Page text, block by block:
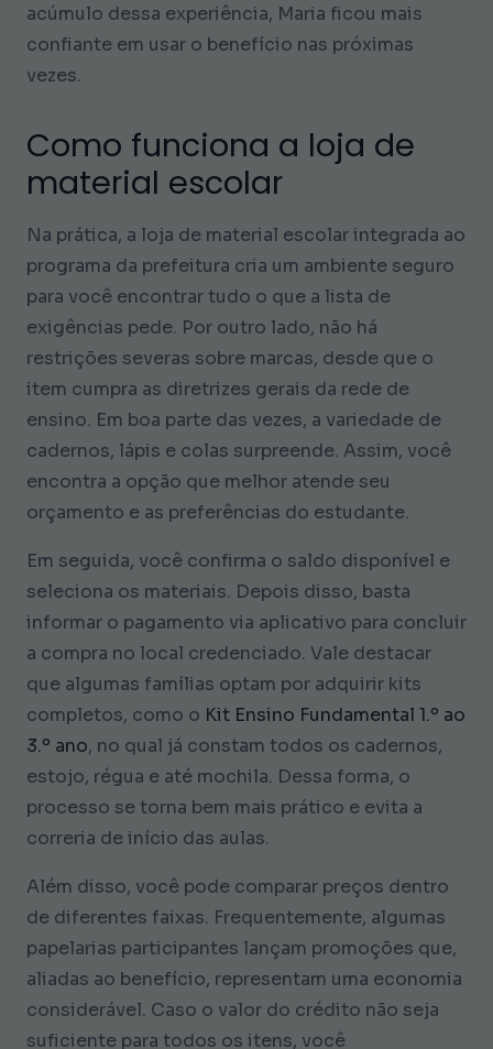
acúmulo dessa experiência, Maria ficou mais
confiante em usar o benefício nas próximas
vezes.
Como funciona a loja de
material escolar
Na prática, a loja de material escolar integrada ao
programa da prefeitura cria um ambiente seguro
para você encontrar tudo o que a lista de
exigências pede. Por outro lado, não há
restrições severas sobre marcas, desde que o
item cumpra as diretrizes gerais da rede de
ensino. Em boa parte das vezes, a variedade de
cadernos, lápis e colas surpreende. Assim, você
encontra a opção que melhor atende seu
orçamento e as preferências do estudante.
Em seguida, você confirma o saldo disponível e
seleciona os materiais. Depois disso, basta
informar o pagamento via aplicativo para concluir
a compra no local credenciado. Vale destacar
que algumas famílias optam por adquirir kits
completos, como o Kit Ensino Fundamental 1.º ao
3.º ano, no qual já constam todos os cadernos,
estojo, régua e até mochila. Dessa forma, o
processo se torna bem mais prático e evita a
correria de início das aulas.
Além disso, você pode comparar preços dentro
de diferentes faixas. Frequentemente, algumas
papelarias participantes lançam promoções que,
aliadas ao benefício, representam uma economia
considerável. Caso o valor do crédito não seja
suficiente para todos os itens, você